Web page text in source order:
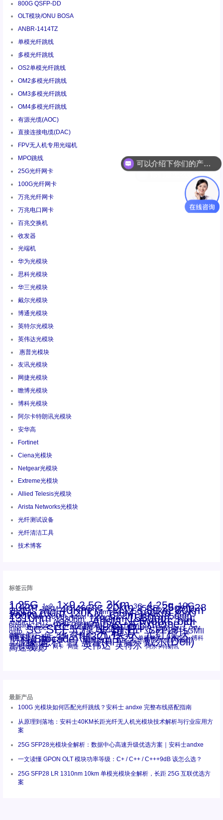
800G QSFP-DD
OLT模块/ONU BOSA
ANBR-1414TZ
单模光纤跳线
多模光纤跳线
OS2单模光纤跳线
OM2多模光纤跳线
OM3多模光纤跳线
OM4多模光纤跳线
有源光缆(AOC)
直接连接电缆(DAC)
FPV无人机专用光端机
MPO跳线
25G光纤网卡
100G光纤网卡
万兆光纤网卡
万兆电口网卡
百兆交换机
收发器
光端机
华为光模块
思科光模块
华三光模块
戴尔光模块
博通光模块
英特尔光模块
英伟达光模块
惠普光模块
友讯光模块
网捷光模块
瞻博光模块
博科光模块
阿尔卡特朗讯光模块
安华高
Fortinet
Ciena光模块
Netgear光模块
Extreme光模块
Allied Telesis光模块
Arista Networks光模块
光纤测试设备
光纤清洁工具
技术博客
标签云阵
1.25G 1x9 1×9 2.5G 2Km 3G 4.25g 10G
10km 15KM 16G 16GFC 20km 25GE 25gsfp28
28.05G 30km 40Km 50m 53.125G 60km 80km
100km 100m 120KM 155M 160km 200G
200KM 300m 400m 550m 622m 800G 850nm
1310nm 1330nm 1490nm 1550nm 2500m
ANBR-1414TZ AOC Arista Arista Networks bidi
Brocade Cisco CSFP光模块 DAC Dell Extreme FC
Intel Juniper LC MPO-LC Netgear NVIDIA OM2 OM3 OM4
qsfp SC SFF光模块 SFP+ SFP28 SGMII
st螺纹接口 xfp 万兆 交换机 光模块 光纤模块
千兆光模块 华三 华三(H3C) 华为 单模单芯 单模双芯 博科
博科(Brocade) 博通 友讯 多模 安华高 安华高(Avago)
工业级 思科 惠普 惠普(HP) 戴尔 戴尔(Dell)
百兆 瞻博 网卡 网捷 英伟达 英特尔 阿尔卡特朗讯
高速线缆
最新产品
100G 光模块如何匹配光纤跳线？安科士 andxe 完整布线搭配指南
从原理到落地：安科士40KM长距光纤无人机光模块技术解析与行业应用方
案
25G SFP28光模块全解析：数据中心高速升级优选方案｜安科士andxe
一文读懂 GPON OLT 模块功率等级：C+ / C++ / C+++9dB 该怎么选？
25G SFP28 LR 1310nm 10km 单模光模块全解析，长距 25G 互联优选方
案
你们是怎么收费的呢